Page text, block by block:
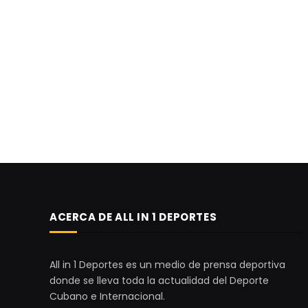
ACERCA DE ALL IN 1 DEPORTES
All in 1 Deportes es un medio de prensa deportiva
donde se lleva toda la actualidad del Deporte
Cubano e Internacional.